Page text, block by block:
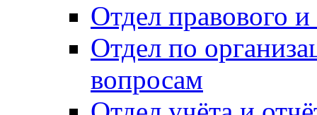
Отдел правового
Отдел по
вопросам